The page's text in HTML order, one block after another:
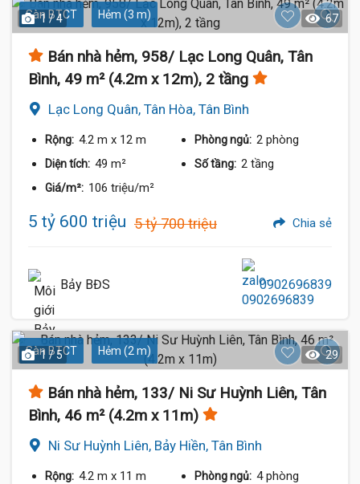
Sàn BTCT Hẻm (3 m)
1 / 4 67
Bán nhà hẻm, 958/ Lạc Long Quân, Tân
Bình, 49 m² (4.2m x 12m), 2 tầng
Lạc Long Quân, Tân Hòa, Tân Bình
Rộng: 4.2 m x 12 m Phòng ngủ: 2 phòng
Diện tích: 49 m² Số tầng: 2 tầng
Giá/m²: 106 triệu/m²
5 tỷ 600 triệu 5 tỷ 700 triệu Chia sẻ
Bảy BĐS 0902696839
Sàn BTCT Hẻm (2 m)
1 / 5 29
Bán nhà hẻm, 133/ Ni Sư Huỳnh Liên, Tân
Bình, 46 m² (4.2m x 11m)
Ni Sư Huỳnh Liên, Bảy Hiền, Tân Bình
Rộng: 4.2 m x 11 m Phòng ngủ: 4 phòng